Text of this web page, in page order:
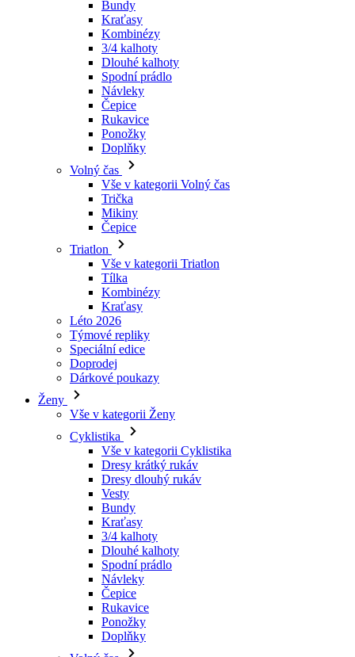
Spodní prádlo
Návleky
Čepice
Rukavice
Ponožky
Doplňky
Volný čas
Vše v kategorii Volný čas
Trička
Mikiny
Čepice
Triatlon
Vše v kategorii Triatlon
Tílka
Kombinézy
Kraťasy
Léto 2026
Týmové repliky
Speciální edice
Doprodej
Dárkové poukazy
Ženy
Vše v kategorii Ženy
Cyklistika
Vše v kategorii Cyklistika
Dresy dlouhý rukáv
Vesty
Bundy
Kraťasy
3/4 kalhoty
Dlouhé kalhoty
Spodní prádlo
Návleky
Čepice
Rukavice
Ponožky
Doplňky
Volný čas
Vše v kategorii Volný čas
Trička
Mikiny
Čepice